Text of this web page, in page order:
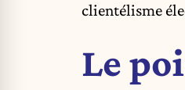
clientélisme
Le